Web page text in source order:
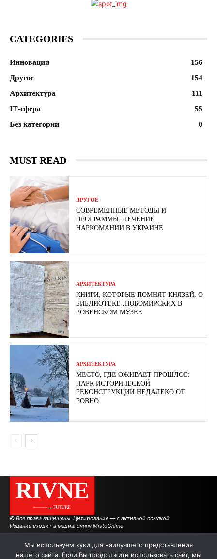
CATEGORIES
Инновации
156
Другое
154
Архитектура
111
ІТ-сфера
55
Без категории
0
MUST READ
ДРУГОЕ
СОВРЕМЕННЫЕ МЕТОДЫ И
ПРОГРАММЫ: ЛЕЧЕНИЕ
НАРКОМАНИИ В УКРАИНЕ
АРХИТЕКТУРА
КНИГИ, КОТОРЫЕ ПОМНЯТ КНЯЗЕЙ: О
БИБЛИОТЕКЕ ЛЮБОМИРСКИХ В
РОВЕНСКОМ МУЗЕЕ
АРХИТЕКТУРА
МЕСТО, ГДЕ ОЖИВАЕТ ПРОШЛОЕ:
ПАРК ИСТОРИЧЕСКОЙ
РЕКОНСТРУКЦИИ НЕДАЛЕКО ОТ
РОВНО
RIVNE
———→ FUTURE
© Все права защищены. Цитирование — с активной ссылкой.
Издание входит в медиагруппу MistoOnline
АВТОРЫ РЕКЛАМА НА САЙТЕ
Мы используем куки для наилучшего представления
нашего сайта. Если Вы продолжите использовать сайт, мы